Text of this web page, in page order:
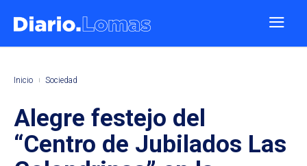
Inicio Sociedad
Alegre festejo del
“Centro de Jubilados Las